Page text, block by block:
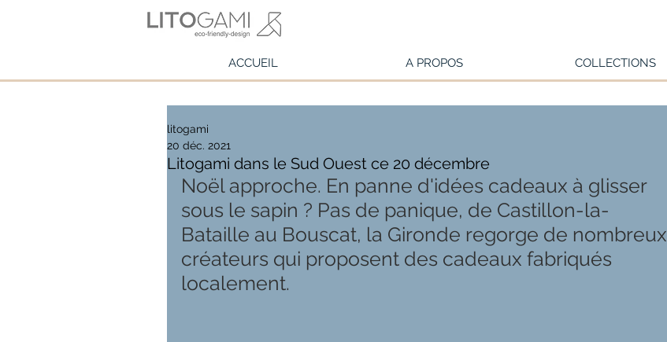
ACCUEIL A PROPOS COLLECTIONS
Litogami dans le Sud Ouest ce 20 décembre
litogami
20 déc. 2021
Noël approche. En panne d'idées cadeaux à glisser
sous le sapin ? Pas de panique, de Castillon-la-
Bataille au Bouscat, la Gironde regorge de nombreux
créateurs qui proposent des cadeaux fabriqués
localement.